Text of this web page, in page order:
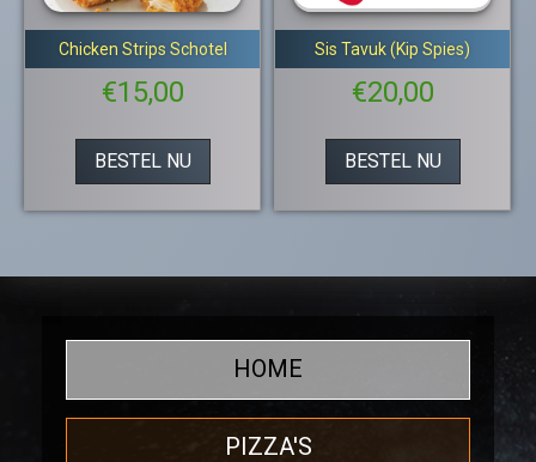
Chicken Strips Schotel
€15,00
BESTEL NU
Sis Tavuk (Kip Spies)
€20,00
BESTEL NU
HOME
PIZZA'S